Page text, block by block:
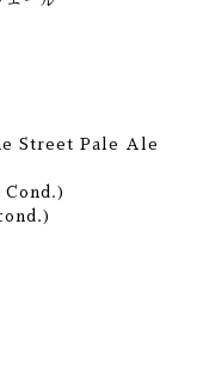
Street Pale Ale